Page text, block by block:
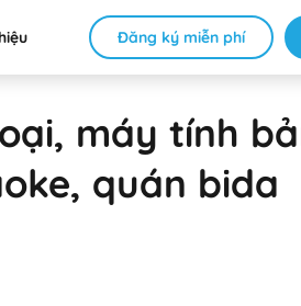
Đăng ký miễn phí
máy tính
quán bida